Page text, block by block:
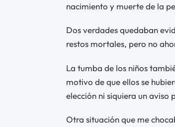
nacimiento y muerte de la
Dos verdades quedaban
restos mortales, pero no
La tumba de los niños
motivo de que ellos se
elección ni siquiera un
Otra situación que me